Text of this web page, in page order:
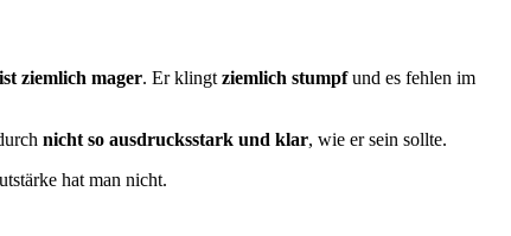
ziemlich mager. Er klingtziemlich stumpfund es fehlen im
nicht so ausdrucksstark und klar, wie er sein sollte.
hat man nicht.